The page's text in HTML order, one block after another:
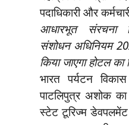
पदाधिकारी और
आधारभूत संरचना
संशोधन अधिनियम
किया जाएगा होटल का
भारत पर्यटन
पाटलिपुत्र अशोक का
स्टेट टूरिज्म